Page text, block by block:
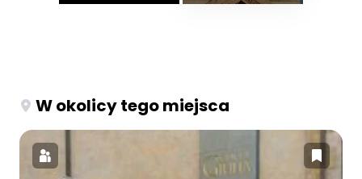
W okolicy tego miejsca